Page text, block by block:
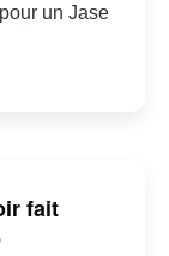
un Jase
fait